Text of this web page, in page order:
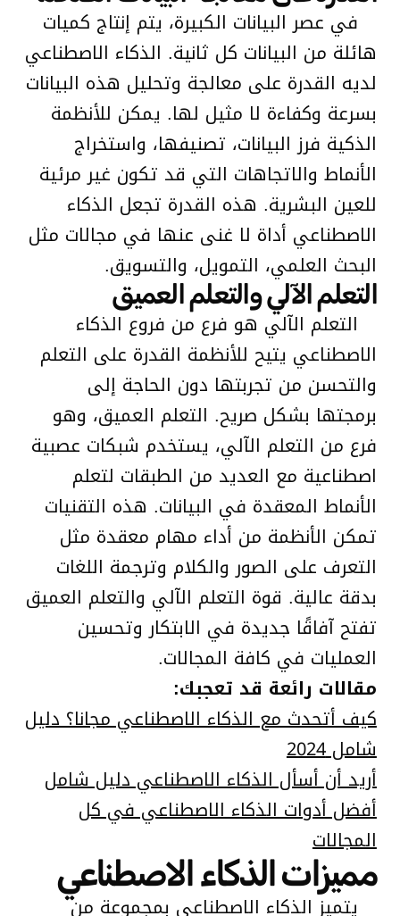
في عصر البيانات الكبيرة، يتم إنتاج كميات
هائلة من البيانات كل ثانية. الذكاء الاصطناعي
لديه القدرة على معالجة وتحليل هذه البيانات
بسرعة وكفاءة لا مثيل لها. يمكن للأنظمة
الذكية فرز البيانات، تصنيفها، واستخراج
الأنماط والاتجاهات التي قد تكون غير مرئية
للعين البشرية. هذه القدرة تجعل الذكاء
الاصطناعي أداة لا غنى عنها في مجالات مثل
البحث العلمي، التمويل، والتسويق.
التعلم الآلي والتعلم العميق
التعلم الآلي هو فرع من فروع الذكاء
الاصطناعي يتيح للأنظمة القدرة على التعلم
والتحسن من تجربتها دون الحاجة إلى
برمجتها بشكل صريح. التعلم العميق، وهو
فرع من التعلم الآلي، يستخدم شبكات عصبية
اصطناعية مع العديد من الطبقات لتعلم
الأنماط المعقدة في البيانات. هذه التقنيات
تمكن الأنظمة من أداء مهام معقدة مثل
التعرف على الصور والكلام وترجمة اللغات
بدقة عالية. قوة التعلم الآلي والتعلم العميق
تفتح آفاقًا جديدة في الابتكار وتحسين
العمليات في كافة المجالات.
مقالات رائعة قد تعجبك:
كيف أتحدث مع الذكاء الاصطناعي مجانا؟ دليل
شامل 2024
أريد أن أسأل الذكاء الاصطناعي دليل شامل
أفضل أدوات الذكاء الاصطناعي في كل
المجالات
مميزات الذكاء الاصطناعي
يتميز الذكاء الاصطناعي بمجموعة من